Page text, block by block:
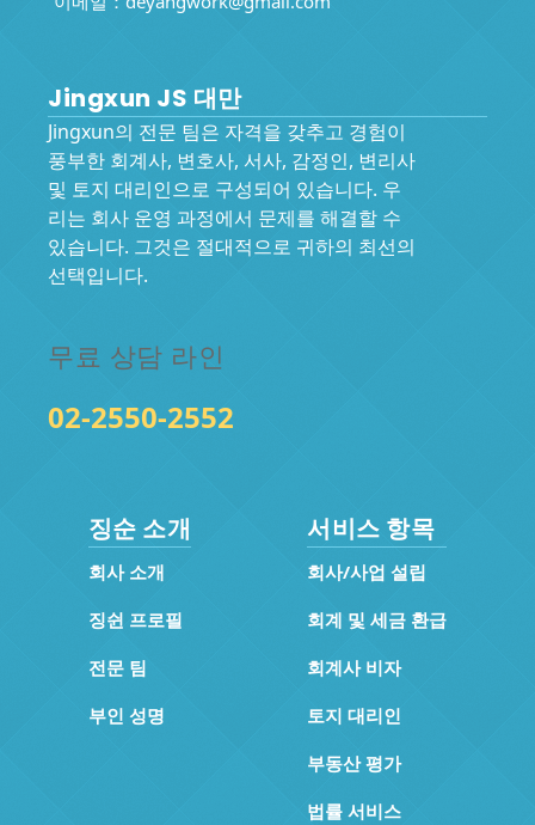
Jingxun JS 대만
Jingxun의 전문 팀은 자격을 갖추고 경험이
풍부한 회계사, 변호사, 서사, 감정인, 변리사
및 토지 대리인으로 구성되어 있습니다. 우
리는 회사 운영 과정에서 문제를 해결할 수
있습니다. 그것은 절대적으로 귀하의 최선의
선택입니다.
무료 상담 라인
02-2550-2552
징순 소개
회사 소개
징쉰 프로필
전문 팀
부인 성명
서비스 항목
회사/사업 설립
회계 및 세금 환급
회계사 비자
토지 대리인
부동산 평가
법률 서비스